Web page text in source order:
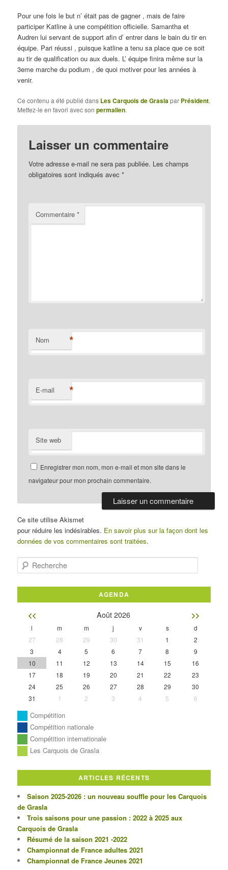
Pour une fois le but n’ était pas de gagner , mais de faire
participer Katline à une compétition officielle. Samantha et
Audren lui servant de support afin d’ entrer dans le bain du tir en
équipe. Pari réussi , puisque katline a tenu sa place que ce soit
au tir de qualification ou aux duels. L’ équipe finira même sur la
3eme marche du podium , de quoi motiver pour les années à
venir.
Ce contenu a été publié dans Les Carquois de Graslapar Président.
Mettez-le en favori avec sonpermalien.
Laisser un commentaire
Votre adresse e-mail ne sera pas publiée. Les champs
obligatoires sont indiqués avec*
Commentaire*
Nom *
E-mail *
Site web
Enregistrer mon nom, mon e-mail et mon site dans le
navigateur pour mon prochain commentaire.
Ce site utilise Akismet
pour réduire les indésirables. En savoir plus sur la façon dont les
données de vos commentaires sont traitées.
Recherche
AGENDA
<< Août 2026 >>
l m m j v s
d
27
28 29 30 31 1
2
3
4 5 6 7 8
9
10
11 12 13 14 15
16
17
18 19 20 21 22
23
24
25 26 27 28 29
30
31
1 2 3 4 5 6
Compétition
Compétition nationale
Compétition internationale
Les Carquois de Grasla
ARTICLES RÉCENTS
Saison 2025-2026 : un nouveau souffle pour les Carquois
de Grasla
Trois saisons pour une passion : 2022 à 2025 aux
Carquois de Grasla
Résumé de la saison 2021 -2022
Championnat de France adultes 2021
Championnat de France Jeunes 2021